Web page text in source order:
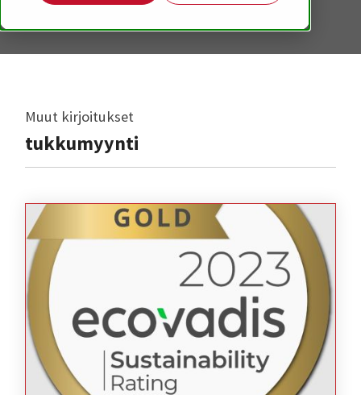
Muut kirjoitukset
tukkumyynti